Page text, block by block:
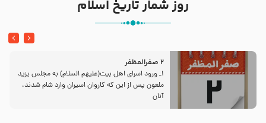
روز شمار تاریخ اسلام
2 صفرالمظفر
1ـ ورود اسراى اهل بیت‌(علیهم السلام) به مجلس یزید
ملعون پس از این كه كاروان اسیران وارد شام شدند،
آنان